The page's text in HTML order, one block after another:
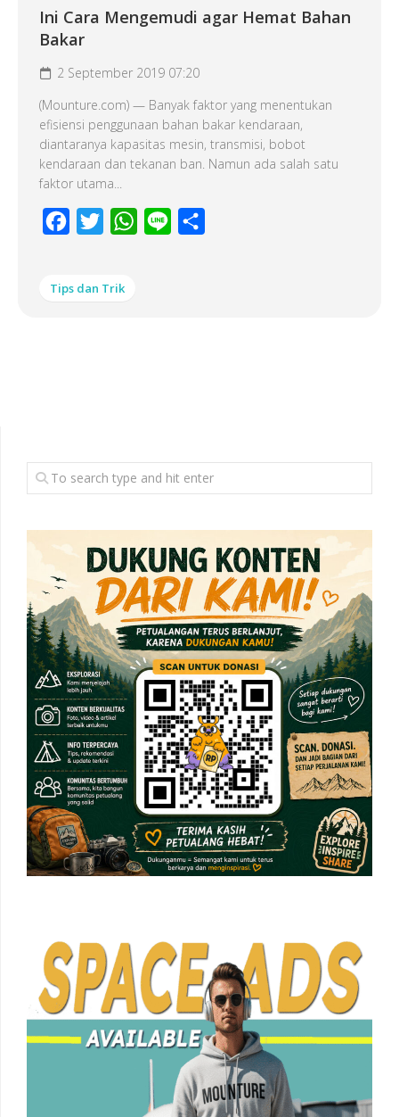
Ini Cara Mengemudi agar Hemat Bahan
Bakar
2 September 2019 07:20
(Mounture.com) — Banyak faktor yang menentukan
efisiensi penggunaan bahan bakar kendaraan,
diantaranya kapasitas mesin, transmisi, bobot
kendaraan dan tekanan ban. Namun ada salah satu
faktor utama...
Facebook
Twitter WhatsApp
Line
Tips dan Trik